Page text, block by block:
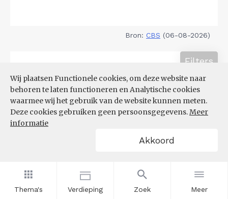
Thema's Verdieping Zoek Meer
Wij plaatsen Functionele cookies, om deze website naar
behoren te laten functioneren en Analytische cookies
waarmee wij het gebruik van de website kunnen meten.
Deze cookies gebruiken geen persoonsgegevens.Meer
informatie
Akkoord
Bron: CBS (06-08-2026)
AANDEEL TEKORT AAN
ARBEIDSKRACHTEN
Filters